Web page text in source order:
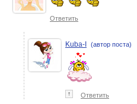
Ответить
Kuba-I (автор поста)
↑ Ответить